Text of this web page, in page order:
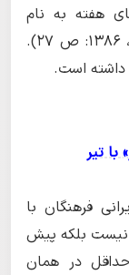
هفته به نام
ستارگان در زبان چینی دخیل شود (قریب، ۱۳۸۶: ص ۲۷).
داشته است.
با تیر
فرهنگان با
نیست بلکه پیش
حداقل در همان